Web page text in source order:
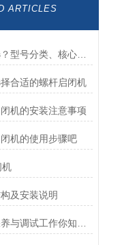
ARTICLES
螺杆启闭机怎么选？型号分类、核心参数与工程选型指南
合适的螺杆启闭机
机的安装注意事项
机的使用步骤吧
机
及安装说明